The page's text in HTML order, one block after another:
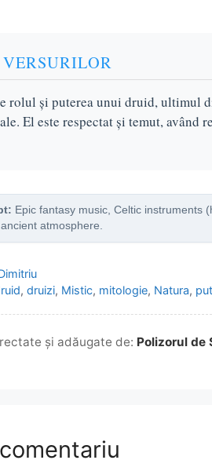
rolul și puterea unui druid, ultimul
El este respectat și temut, având
Epic fantasy music, Celtic instruments
atmosphere.
,druizi, Mistic, mitologie, Natura,
și adăugate de: Polizorul de